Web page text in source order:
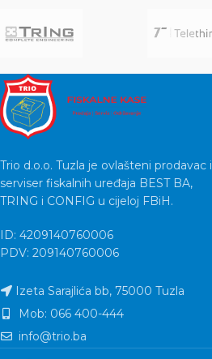
Trio d.o.o. Tuzla je ovlašteni prodavac i
serviser fiskalnih uređaja BEST BA,
TRING i CONFIG u cijeloj FBiH.
ID: 4209140760006
PDV: 209140760006
Izeta Sarajlića bb, 75000 Tuzla
Mob: 066 400-444
info@trio.ba